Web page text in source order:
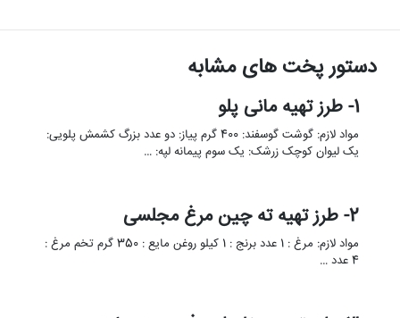
دستور پخت های مشابه
1- طرز تهیه مانی پلو
مواد لازم: گوشت گوسفند: 400 گرم پیاز: دو عدد بزرگ کشمش پلویی:
یک لیوان کوچک زرشک: یک سوم پیمانه لپه: …
2- طرز تهیه ته چین مرغ مجلسی
مواد لازم: مرغ : 1 عدد برنج : 1 کیلو روغن مایع : 350 گرم تخم مرغ :
4 عدد …